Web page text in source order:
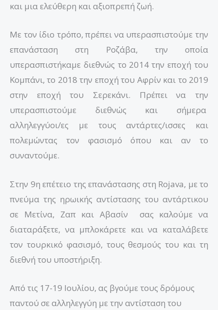
και μια ελεύθερη και αξιοπρεπή ζωή.
Με τον ίδιο τρόπο, πρέπει να υπερασπιστούμε την
επανάσταση στη Ροζάβα, την οποία
υπερασπιστήκαμε διεθνώς το 2014 την εποχή του
Κομπάνι, το 2018 την εποχή του Αφρίν και το 2019
στην εποχή του Σερεκάνι. Πρέπει να την
υπερασπιστούμε διεθνώς και σήμερα
αλληλεγγύοι/ες με τους αντάρτες/ισσες και
πολεμώντας τον φασισμό όπου και αν το
συναντούμε.
Στην 9η επέτειο της επανάστασης στη Rojava, με το
πνεύμα της ηρωικής αντίστασης του αντάρτικου
σε Μετίνα, Ζαπ και Αβασίν σας καλούμε να
διαταράξετε, να μπλοκάρετε και να καταλάβετε
τον τουρκικό φασισμό, τους θεσμούς του και τη
διεθνή του υποστήριξη.
Από τις 17-19 Ιουλίου, ας βγούμε τους δρόμους
παντού σε αλληλεγγύη με την αντίσταση του